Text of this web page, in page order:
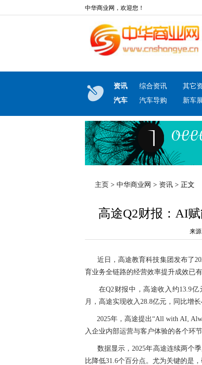
中华商业网，欢迎您！
资讯 综合资讯
其它
汽车
汽车导购 新车
主页 > 中华商业网 > 资讯 > 正文
高途Q2财报：AI
来
近日，高途教育科技集团发布了
育业务全链路的经营效率提升成效已有
在Q2财报中，高途收入约13.9
月，高途实现收入28.8亿元，同比增
2025年，高途提出“All with AI,
入企业内部运营与客户体验的各个环
数据显示，2025年高途连续两个
比降低31.6个百分点。尤为关键的是